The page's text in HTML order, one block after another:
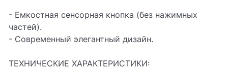
- Емкостная сенсорная кнопка (без нажимных
частей).
- Современный элегантный дизайн.
ТЕХНИЧЕСКИЕ ХАРАКТЕРИСТИКИ: